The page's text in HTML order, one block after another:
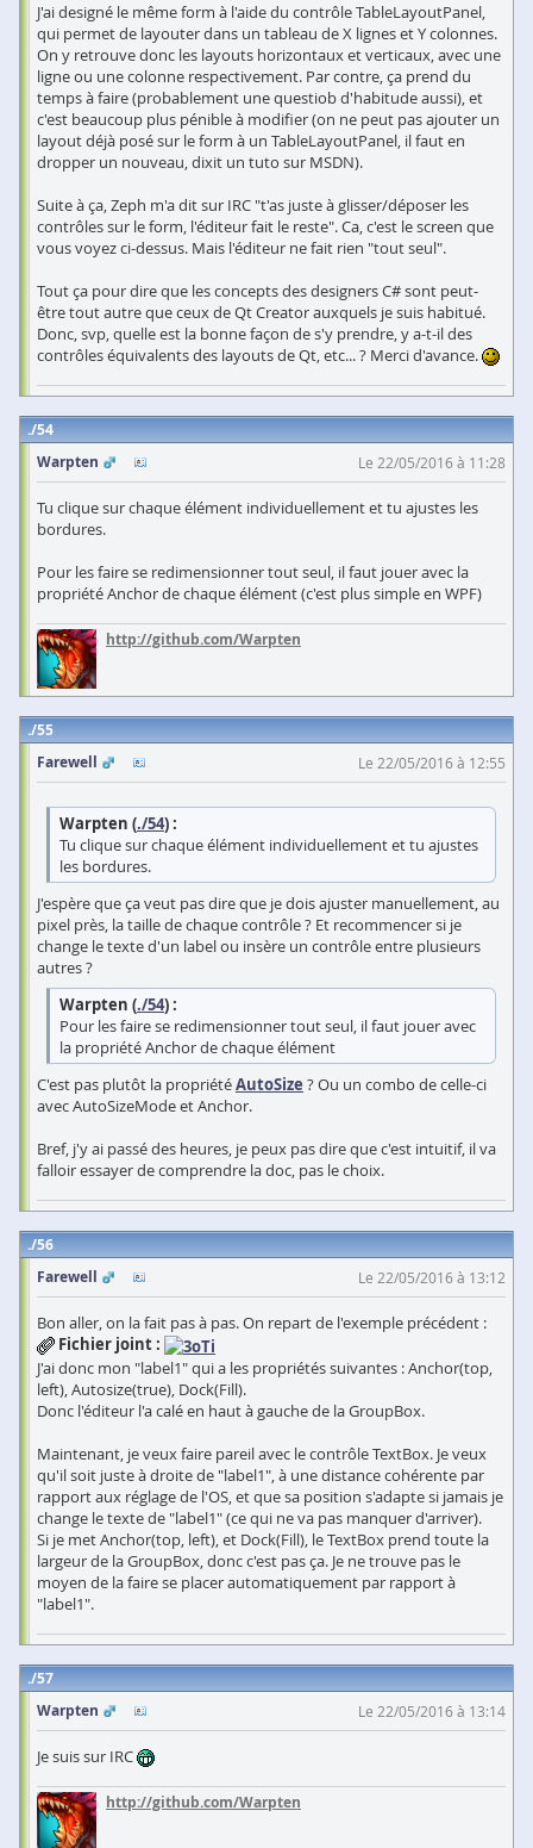
J'ai designé le même form à l'aide du contrôle TableLayoutPanel,
qui permet de layouter dans un tableau de X lignes et Y colonnes.
On y retrouve donc les layouts horizontaux et verticaux, avec une
ligne ou une colonne respectivement. Par contre, ça prend du
temps à faire (probablement une questiob d'habitude aussi), et
c'est beaucoup plus pénible à modifier (on ne peut pas ajouter un
layout déjà posé sur le form à un TableLayoutPanel, il faut en
dropper un nouveau, dixit un tuto sur MSDN).
Suite à ça, Zeph m'a dit sur IRC "t'as juste à glisser/déposer les
contrôles sur le form, l'éditeur fait le reste". Ca, c'est le screen que
vous voyez ci-dessus. Mais l'éditeur ne fait rien "tout seul".
Tout ça pour dire que les concepts des designers C# sont peut-
être tout autre que ceux de Qt Creator auxquels je suis habitué.
Donc, svp, quelle est la bonne façon de s'y prendre, y a-t-il des
contrôles équivalents des layouts de Qt, etc... ? Merci d'avance.
54
Warpten
Le 22/05/2016 à 11:28
Tu clique sur chaque élément individuellement et tu ajustes les
bordures.
Pour les faire se redimensionner tout seul, il faut jouer avec la
propriété Anchor de chaque élément (c'est plus simple en WPF)
http://github.com/Warpten
55
Farewell
Le 22/05/2016 à 12:55
Warpten (./54) :
Tu clique sur chaque élément individuellement et tu ajustes
les bordures.
J'espère que ça veut pas dire que je dois ajuster manuellement, au
pixel près, la taille de chaque contrôle ? Et recommencer si je
change le texte d'un label ou insère un contrôle entre plusieurs
autres ?
Warpten (./54) :
Pour les faire se redimensionner tout seul, il faut jouer avec
la propriété Anchor de chaque élément
C'est pas plutôt la propriétéAutoSize ? Ou un combo de celle-ci
avec AutoSizeMode et Anchor.
Bref, j'y ai passé des heures, je peux pas dire que c'est intuitif, il va
falloir essayer de comprendre la doc, pas le choix.
56
Farewell
Le 22/05/2016 à 13:12
Bon aller, on la fait pas à pas. On repart de l'exemple précédent :
Fichier joint :
J'ai donc mon "label1" qui a les propriétés suivantes : Anchor(top,
left), Autosize(true), Dock(Fill).
Donc l'éditeur l'a calé en haut à gauche de la GroupBox.
Maintenant, je veux faire pareil avec le contrôle TextBox. Je veux
qu'il soit juste à droite de "label1", à une distance cohérente par
rapport aux réglage de l'OS, et que sa position s'adapte si jamais je
change le texte de "label1" (ce qui ne va pas manquer d'arriver).
Si je met Anchor(top, left), et Dock(Fill), le TextBox prend toute la
largeur de la GroupBox, donc c'est pas ça. Je ne trouve pas le
moyen de la faire se placer automatiquement par rapport à
"label1".
57
Warpten
Le 22/05/2016 à 13:14
Je suis sur IRC
http://github.com/Warpten